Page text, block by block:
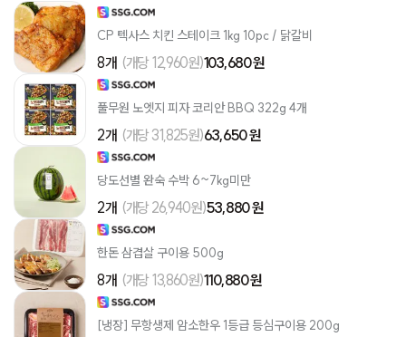
CP 텍사스 치킨 스테이크 1kg 10pc / 닭갈비
8개 (개당 12,960원)103,680 원
풀무원 노엣지 피자 코리안 BBQ 322g 4개
2개 (개당 31,825원)63,650 원
당도선별 완숙 수박 6~7kg미만
2개 (개당 26,940원)53,880 원
한돈 삼겹살 구이용 500g
8개 (개당 13,860원)110,880 원
[냉장] 무항생제 암소한우 1등급 등심구이용 200g